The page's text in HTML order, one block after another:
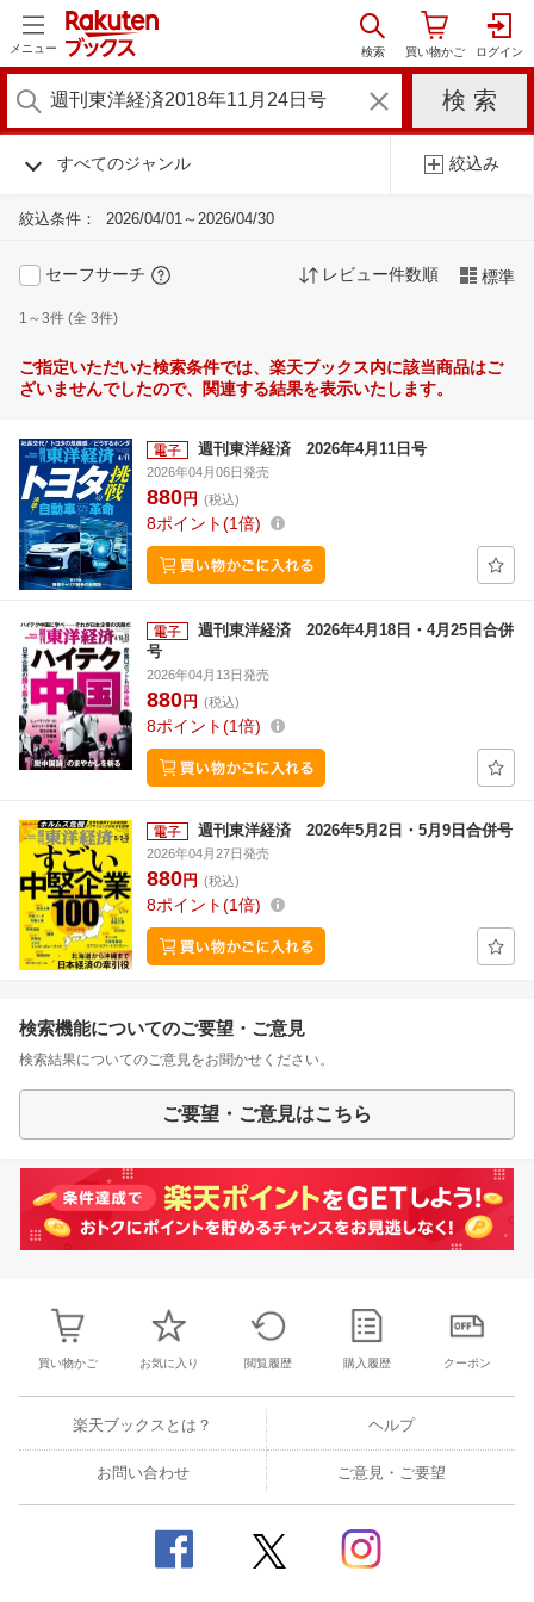
メニュー
すべてのジャンル 絞込み
絞込条件： 2026/04/01～2026/04/30
セーフサーチ レビュー件数順 標準
1～3件 (全 3件)
ご指定いただいた検索条件では、楽天ブックス内に該当商品はご
ざいませんでしたので、関連する結果を表示いたします。
週刊東洋経済 2026年4月11日号
2026年04月06日発売
880円 (税込)
8ポイント 1倍
週刊東洋経済 2026年4月18日・4月25日合併
号
2026年04月13日発売
880円 (税込)
8ポイント 1倍
週刊東洋経済 2026年5月2日・5月9日合併号
2026年04月27日発売
880円 (税込)
8ポイント 1倍
検索機能についてのご要望・ご意見
検索結果についてのご意見をお聞かせください。
ご要望・ご意見はこちら
買い物かご お気に入り 閲覧履歴 購入履歴 クーポン
楽天ブックスとは？ ヘルプ
お問い合わせ ご意見・ご要望